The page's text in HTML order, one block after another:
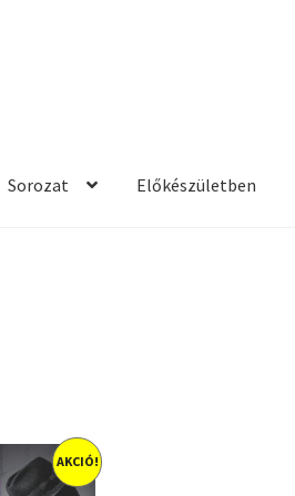
Sorozat Előkészületben
AKCIÓ!